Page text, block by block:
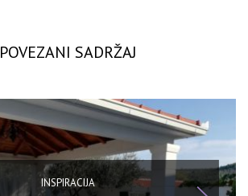
POVEZANI SADRŽAJ
INSPIRACIJA